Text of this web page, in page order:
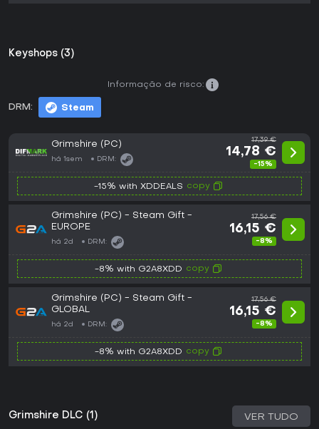
Keyshops (3)
DRM: Steam
Informação de risco:
Grimshire (PC)
há 1sem DRM:
17,39 €
14,78 €
-15%
-15% with XDDEALS copy
Grimshire (PC) - Steam Gift -
EUROPE
há 2d DRM:
17,56 €
16,15 €
-8%
-8% with G2A8XDD copy
Grimshire (PC) - Steam Gift -
GLOBAL
há 2d DRM:
17,56 €
16,15 €
-8%
-8% with G2A8XDD copy
Grimshire DLC (1) VER TUDO